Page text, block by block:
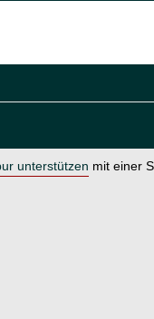
unterstützen mit einer